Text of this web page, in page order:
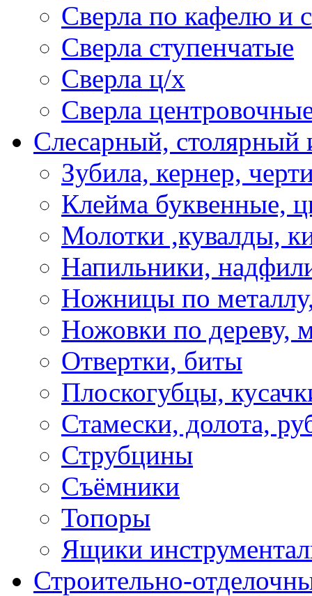
Сверла по кафелю и
Сверла ступенчатые
Сверла ц/х
Сверла
Слесарный, столярный
Зубила, кернер,
Клейма буквенные,
Молотки ,кувалды,
Напильники,
Ножницы по
Ножовки по дереву,
Отвертки, биты
Плоскогубцы,
Стамески, долота,
Струбцины
Съёмники
Топоры
Ящики
Строительно-